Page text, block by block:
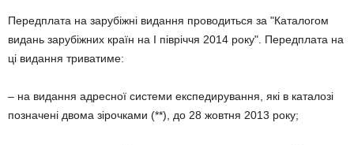
Передплата на зарубіжні видання проводиться за "Каталогом
видань зарубіжних країн на I півріччя 2014 року". Передплата на
ці видання триватиме:
– на видання адресної системи експедирування, які в каталозі
позначені двома зірочками (**), до 28 жовтня 2013 року;